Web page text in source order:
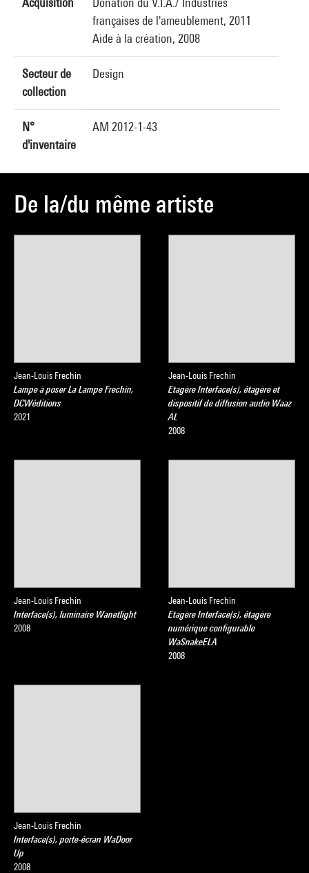
françaises de l'ameublement, 2011
Aide à la création, 2008
Secteur de
collection
Design
N°
d'inventaire
AM 2012-1-43
De la/du même artiste
Jean-Louis Frechin
Lampe à poser La Lampe Frechin,
DCWéditions
2021
Jean-Louis Frechin
Etagère Interface(s), étagère et
dispositif de diffusion audio Waaz
AL
2008
Jean-Louis Frechin
Interface(s), luminaire Wanetlight
2008
Jean-Louis Frechin
Etagère Interface(s), étagère
numérique configurable
WaSnakeELA
2008
Jean-Louis Frechin
Interface(s), porte-écran WaDoor
Up
2008